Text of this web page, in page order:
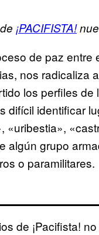
¡PACIFISTA!
de paz
nos radicaliza
los perfiles de
difícil identificar
«uribestia»,
algún grupo
o paramilitares.
de ¡Pacifista!